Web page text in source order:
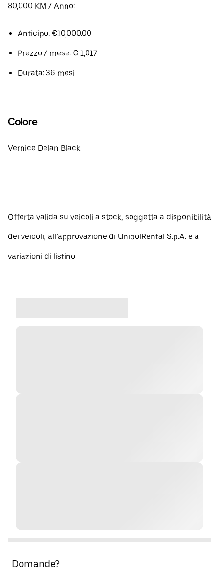
80,000 KM / Anno:
Anticipo: €10,000.00
Prezzo / mese: € 1,017
Durata: 36 mesi
Colore
Vernice Delan Black
Offerta valida su veicoli a stock, soggetta a disponibilità
dei veicoli, all’approvazione di UnipolRental S.p.A. e a
variazioni di listino
Domande?